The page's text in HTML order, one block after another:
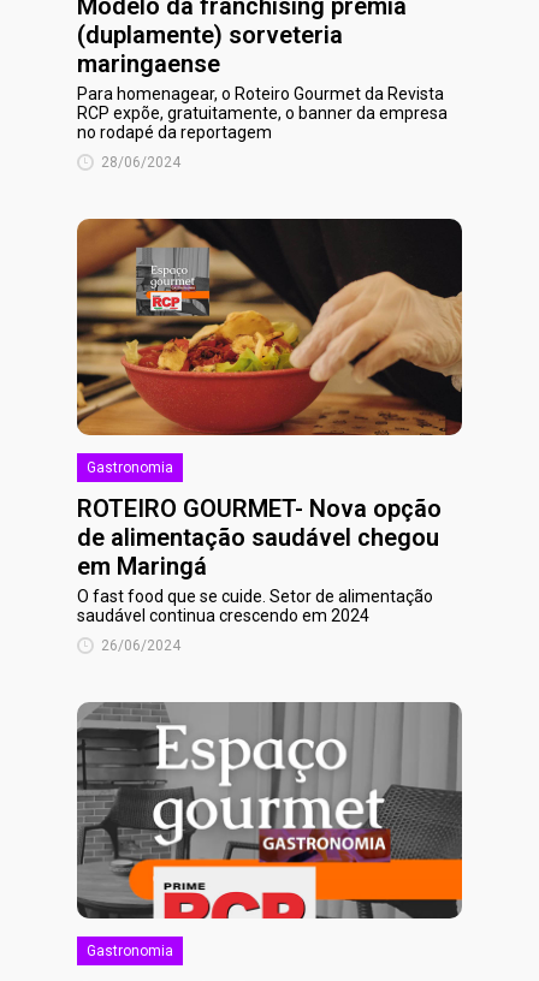
Modelo da franchising premia
(duplamente) sorveteria
maringaense
Para homenagear, o Roteiro Gourmet da Revista
RCP expõe, gratuitamente, o banner da empresa
no rodapé da reportagem
28/06/2024
Gastronomia
ROTEIRO GOURMET- Nova opção
de alimentação saudável chegou
em Maringá
O fast food que se cuide. Setor de alimentação
saudável continua crescendo em 2024
26/06/2024
Gastronomia